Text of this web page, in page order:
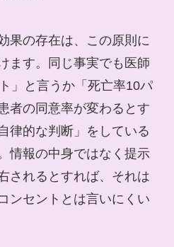
果の存在は、この原則に
ます。同じ事実でも医師
」と言うか「死亡率10パ
者の同意率が変わるとす
律的な判断」をしている
情報の中身ではなく提示
されるとすれば、それは
ンセントとは言いにくい